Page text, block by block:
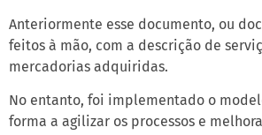
Anteriormente esse documento, ou
feitos à mão, com a descrição de
mercadorias adquiridas.
No entanto, foi implementado o
forma a agilizar os processos e